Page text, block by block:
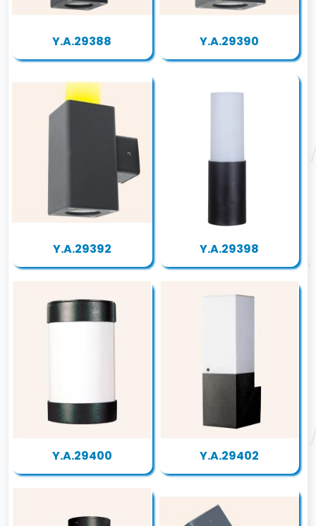
Y.A.29388 Y.A.29390
Y.A.29392 Y.A.29398
Y.A.29400 Y.A.29402